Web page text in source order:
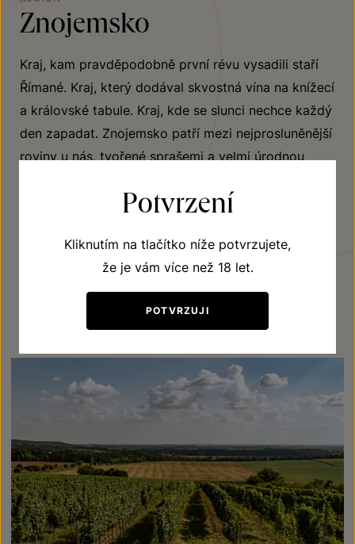
Znojemsko
Kraj, kam pravděpodobně první révu vysadili staří
Římané. Kraj, který dodával skvostná vína na knížecí
a královské tabule. Kraj, kde se slunci nechce každý
den zapadat. Znojemsko patří mezi nejprosluněnější
roviny u nás, tvořené sprašemi a velmi úrodnou
rýnskému, Veltlínskému zelenému a
Thurgau, Neuburské.
Potvrzení
Kliknutím na tlačítko níže potvrzujete,
že je vám více než 18 let.
POTVRZUJI